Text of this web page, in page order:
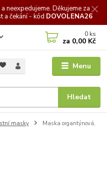
neexpedujeme. Děkujeme za
a čekání - kód DOVOLENA26
Menu
Hledat
0 ks
za 0,00 Kč
masky
Maska organtýnová,